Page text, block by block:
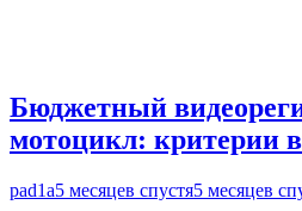
Бюджетный
мотоцикл: критерии
pad1a5 месяцев спустя5 месяцев